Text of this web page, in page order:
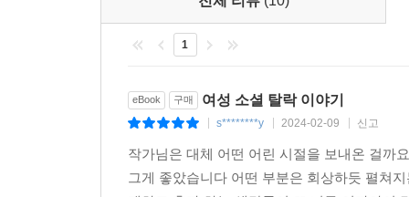
1
eBook 구매 여성 소셜 탈락 이야기
s********y 2024-02-09 신고
작가님은 대체 어떤 어린 시절을 보내온 걸까
그게 좋았습니다 어떤 부분은 회상하듯 펼쳐